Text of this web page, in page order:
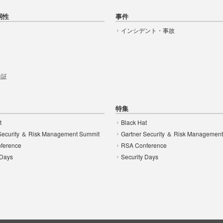
性 事件
インシデント・事故
＆ Risk Management Summit
特集
Black Hat
Gartner Security ＆ Risk
RSA Conference
Security Days